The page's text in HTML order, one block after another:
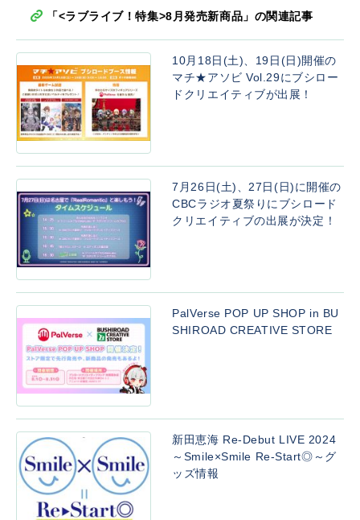
「<ラブライブ！特集>8月発売新商品」の関連記事
10月18日(土)、19日(日)開催の
マチ★アソビ Vol.29にブシロー
ドクリエイティブが出展！
7月26日(土)、27日(日)に開催の
CBCラジオ夏祭りにブシロード
クリエイティブの出展が決定！
PalVerse POP UP SHOP in BU
SHIROAD CREATIVE STORE
新田恵海 Re-Debut LIVE 2024
～Smile×Smile Re-Start◎～グ
ッズ情報